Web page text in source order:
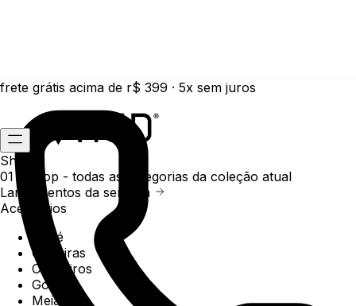
frete grátis acima de r$ 399 · 5x sem juros
Shop
01 /
Shop - todas as categorias da coleção atual
Lançamentos da semana
Acessórios
Boné
Carteiras
Chaveiros
Gorros
Meias